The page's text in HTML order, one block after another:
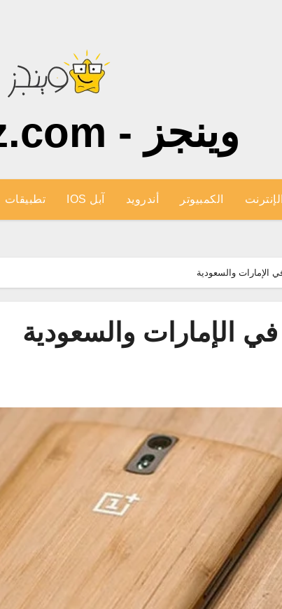
وينجز - wingiz.com
الإنترنت الكمبيوتر أندرويد آبل IOS تطبيقات
والسعودية
الإمارات والسعودية